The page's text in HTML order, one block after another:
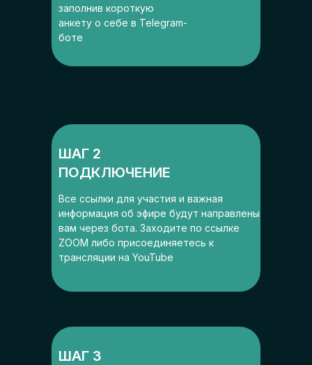
Все ссылки для участия и важная
информация об эфире будут направлены
вам через бота. Заходите по ссылке
ZOOM либо присоединяетесь к
трансляции на YouTube
заполнив короткую
анкету о себе в Telegram-
боте
ПОДКЛЮЧЕНИЕ
ШАГ 2
ШАГ 3